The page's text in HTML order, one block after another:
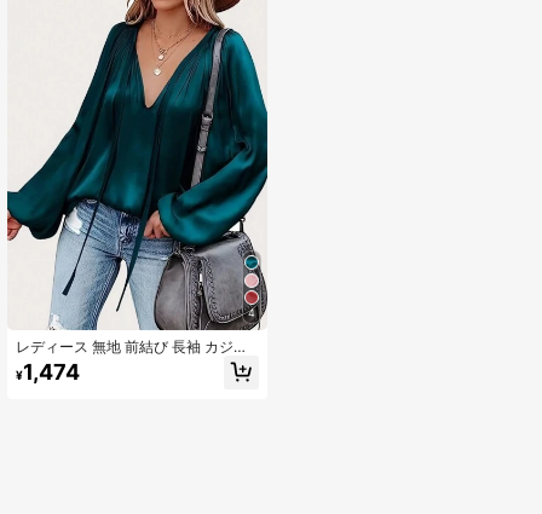
4
レディース 無地 前結び 長袖 カジュ
アルブラウス スプリング
¥1,474